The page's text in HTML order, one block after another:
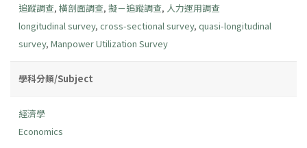
追蹤調查, 橫剖面調查, 擬－追蹤調查, 人力運用調查
longitudinal survey, cross-sectional survey, quasi-longitudinal
survey, Manpower Utilization Survey
學科分類/Subject
經濟學
Economics